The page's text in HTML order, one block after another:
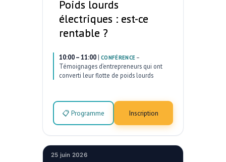
Poids lourds
électriques : est-ce
rentable ?
10:00 – 11:00 | CONFÉRENCE –
Témoignages d’entrepreneurs qui ont
converti leur flotte de poids lourds
📋 Programme Inscription
25 juin 2026